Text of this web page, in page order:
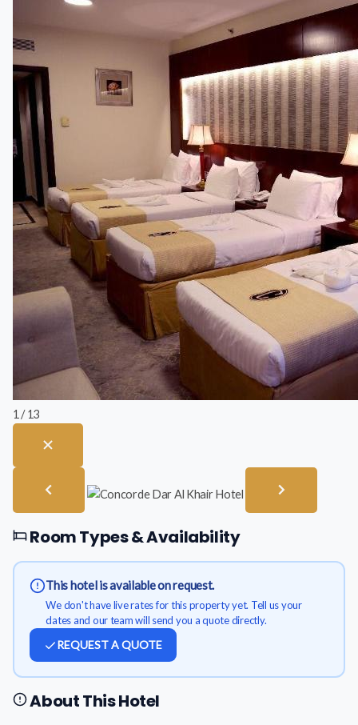
1 / 13
Room Types & Availability
This hotel is available on request.
We don't have live rates for this property yet. Tell us your
dates and our team will send you a quote directly.
REQUEST A QUOTE
About This Hotel